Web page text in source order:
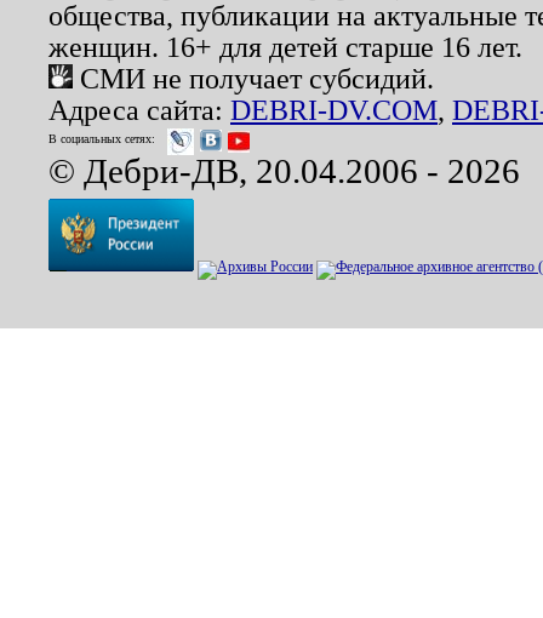
общества, публикации на актуальные
женщин. 16+ для детей старше 16 лет.
СМИ не получает субсидий.
Адреса сайта: DEBRI-DV.COM,
В социальных сетях:
© Дебри-ДВ, 20.04.2006 - 2026